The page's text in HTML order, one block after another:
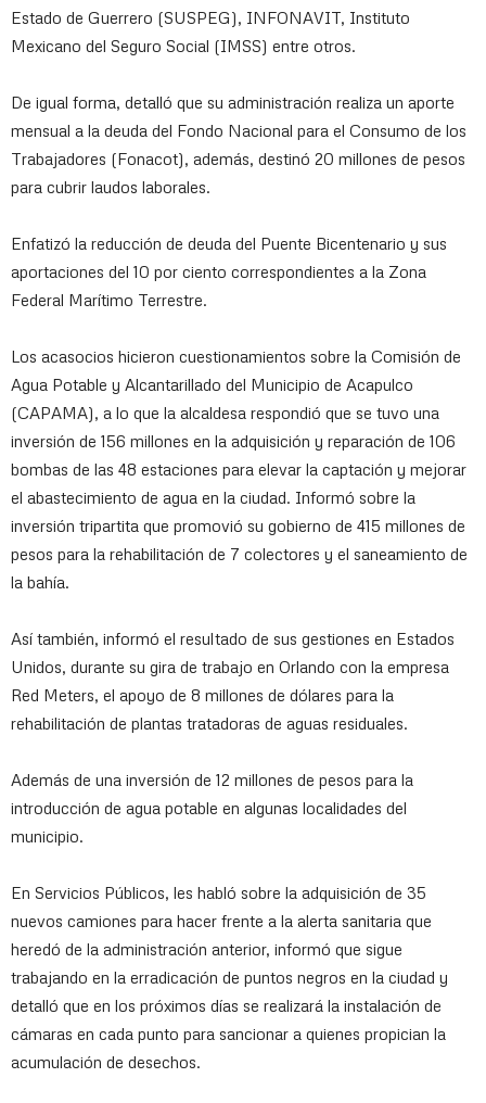
Estado de Guerrero (SUSPEG), INFONAVIT, Instituto
Mexicano del Seguro Social (IMSS) entre otros.
De igual forma, detalló que su administración realiza un aporte
mensual a la deuda del Fondo Nacional para el Consumo de los
Trabajadores (Fonacot), además, destinó 20 millones de pesos
para cubrir laudos laborales.
Enfatizó la reducción de deuda del Puente Bicentenario y sus
aportaciones del 10 por ciento correspondientes a la Zona
Federal Marítimo Terrestre.
Los acasocios hicieron cuestionamientos sobre la Comisión de
Agua Potable y Alcantarillado del Municipio de Acapulco
(CAPAMA), a lo que la alcaldesa respondió que se tuvo una
inversión de 156 millones en la adquisición y reparación de 106
bombas de las 48 estaciones para elevar la captación y mejorar
el abastecimiento de agua en la ciudad. Informó sobre la
inversión tripartita que promovió su gobierno de 415 millones de
pesos para la rehabilitación de 7 colectores y el saneamiento de
la bahía.
Así también, informó el resultado de sus gestiones en Estados
Unidos, durante su gira de trabajo en Orlando con la empresa
Red Meters, el apoyo de 8 millones de dólares para la
rehabilitación de plantas tratadoras de aguas residuales.
Además de una inversión de 12 millones de pesos para la
introducción de agua potable en algunas localidades del
municipio.
En Servicios Públicos, les habló sobre la adquisición de 35
nuevos camiones para hacer frente a la alerta sanitaria que
heredó de la administración anterior, informó que sigue
trabajando en la erradicación de puntos negros en la ciudad y
detalló que en los próximos días se realizará la instalación de
cámaras en cada punto para sancionar a quienes propician la
acumulación de desechos.